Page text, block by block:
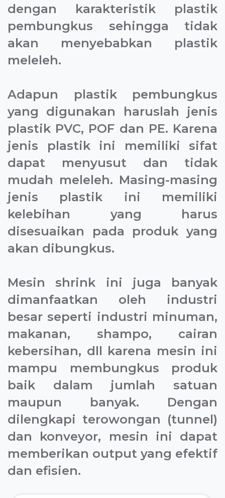
dengan karakteristik plastik
pembungkus sehingga tidak
akan menyebabkan plastik
meleleh.
Adapun plastik pembungkus
yang digunakan haruslah jenis
plastik PVC, POF dan PE. Karena
jenis plastik ini memiliki sifat
dapat menyusut dan tidak
mudah meleleh. Masing-masing
jenis plastik ini memiliki
kelebihan yang harus
disesuaikan pada produk yang
akan dibungkus.
Mesin shrink ini juga banyak
dimanfaatkan oleh industri
besar seperti industri minuman,
makanan, shampo, cairan
kebersihan, dll karena mesin ini
mampu membungkus produk
baik dalam jumlah satuan
maupun banyak. Dengan
dilengkapi terowongan (tunnel)
dan konveyor, mesin ini dapat
memberikan output yang efektif
dan efisien.